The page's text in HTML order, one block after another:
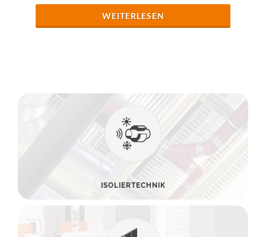
WEITERLESEN
ISOLIERTECHNIK